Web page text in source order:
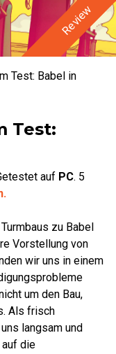
Review
Test: Babel in
Test:
auf PC. 5
zu Babel
Vorstellung von
wir uns in einem
um den Bau,
Als frisch
langsam und
die